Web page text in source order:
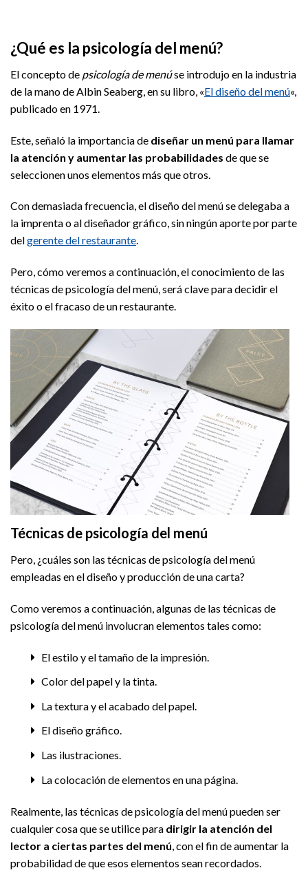
¿Qué es la psicología del menú?
El concepto de psicología de menúse introdujo en la industria
de la mano de Albin Seaberg, en su libro, «El diseño del menú«,
publicado en 1971.
Este, señaló la importancia de diseñar un menú para llamar
la atención y aumentar las probabilidades de que se
seleccionen unos elementos más que otros.
Con demasiada frecuencia, el diseño del menú se delegaba a
la imprenta o al diseñador gráfico, sin ningún aporte por parte
delgerente del restaurante.
Pero, cómo veremos a continuación, el conocimiento de las
técnicas de psicología del menú, será clave para decidir el
éxito o el fracaso de un restaurante.
Técnicas de psicología del menú
Pero, ¿cuáles son las técnicas de psicología del menú
empleadas en el diseño y producción de una carta?
Como veremos a continuación, algunas de las técnicas de
psicología del menú involucran elementos tales como:
El estilo y el tamaño de la impresión.
Color del papel y la tinta.
La textura y el acabado del papel.
El diseño gráfico.
Las ilustraciones.
La colocación de elementos en una página.
Realmente, las técnicas de psicología del menú pueden ser
cualquier cosa que se utilice para dirigir la atención del
lector a ciertas partes del menú, con el fin de aumentar la
probabilidad de que esos elementos sean recordados.